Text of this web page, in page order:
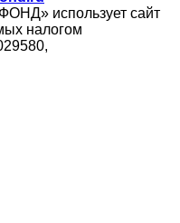
использует сайт
налогом